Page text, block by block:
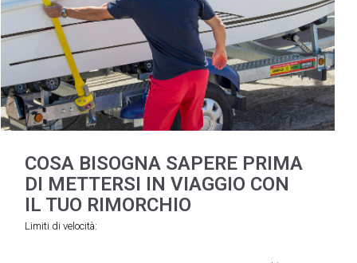
COSA BISOGNA SAPERE PRIMA
DI METTERSI IN VIAGGIO CON
IL TUO RIMORCHIO
Limiti di velocità: